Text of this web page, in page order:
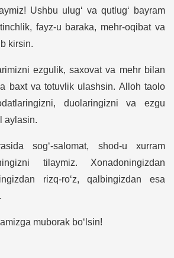
Ushbu ulug‘ va qutlug‘ bayram
fayz-u baraka, mehr-oqibat va
kirsin.
ezgulik, saxovat va mehr bilan
baxt va totuvlik ulashsin. Alloh taolo
duolaringizni va ezgu
aylasin.
sog‘-salomat, shod-u xurram
tilaymiz. Xonadoningizdan
rizq-ro‘z, qalbingizdan esa
muborak bo‘lsin!